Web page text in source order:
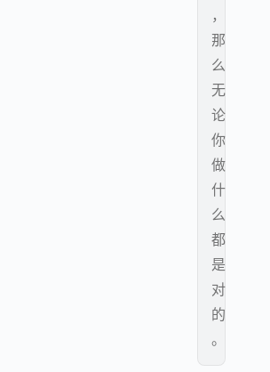
，
那
么
无
论
你
做
什
么
都
是
对
的
。